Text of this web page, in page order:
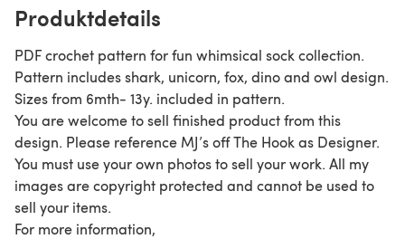
Produktdetails
PDF crochet pattern for fun whimsical sock collection.
Pattern includes shark, unicorn, fox, dino and owl design.
Sizes from 6mth- 13y. included in pattern.
You are welcome to sell finished product from this
design. Please reference MJ’s off The Hook as Designer.
You must use your own photos to sell your work. All my
images are copyright protected and cannot be used to
sell your items.
For more information,